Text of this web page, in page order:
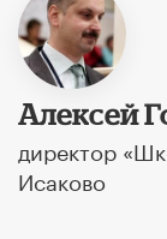
Алексей
директор
Исаково